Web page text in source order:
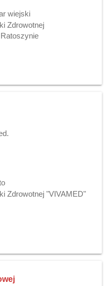
wiejski
Zdrowotnej
Zdrowotnej "VIVAMED"